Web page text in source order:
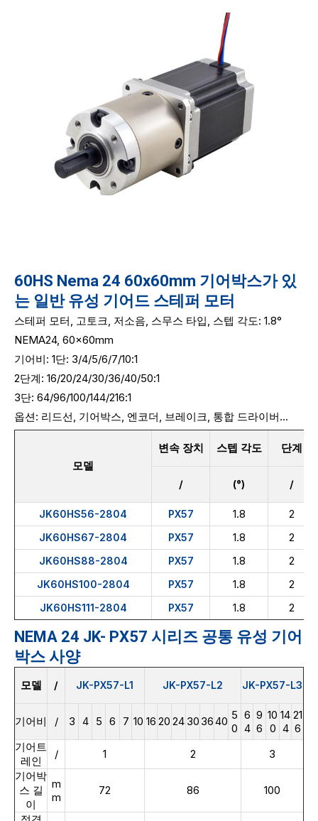
60HS Nema 24 60x60mm 기어박스가 있
는 일반 유성 기어드 스테퍼 모터
스테퍼 모터, 고토크, 저소음, 스무스 타입, 스텝 각도: 1.8°
NEMA24, 60x60mm
기어비: 1단: 3/4/5/6/7/10:1
2단계: 16/20/24/30/36/40/50:1
3단: 64/96/100/144/216:1
옵션: 리드선, 기어박스, 엔코더, 브레이크, 통합 드라이버...
모델
변속 장치 스텝 각도 단계
/ (°) /
JK60HS56-2804 PX57 1.8 2
JK60HS67-2804 PX57 1.8 2
JK60HS88-2804 PX57 1.8 2
JK60HS100-2804 PX57 1.8 2
JK60HS111-2804 PX57 1.8 2
NEMA 24 JK- PX57 시리즈 공통 유성 기어
박스 사양
모델 / JK-PX57-L1 JK-PX57-L2 JK-PX57-L3
기어비 / 3 4 5 6 7 10 16 20 24 30 3640 5
0
6
4
9
6
10
0
14
4
21
6
기어트
레인
/ 1 2
3
기어박
스 길
이
m
m
72 86 100